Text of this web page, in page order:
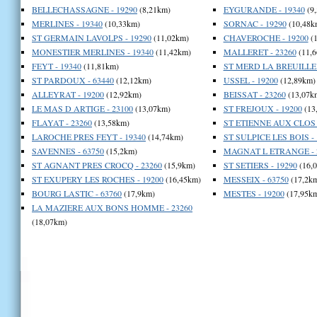
BELLECHASSAGNE - 19290(8,21km)
MERLINES - 19340(10,33km)
ST GERMAIN LAVOLPS - 19290(11,02km)
MONESTIER MERLINES - 19340(11,42km)
FEYT - 19340(11,81km)
ST PARDOUX - 63440(12,12km)
ALLEYRAT - 19200(12,92km)
LE MAS D ARTIGE - 23100(13,07km)
FLAYAT - 23260(13,58km)
LAROCHE PRES FEYT - 19340(14,74km)
SAVENNES - 63750(15,2km)
ST AGNANT PRES CROCQ - 23260(15,9km)
ST EXUPERY LES ROCHES - 19200(16,45km)
BOURG LASTIC - 63760(17,9km)
LA MAZIERE AUX BONS HOMME - 23260
(18,07km)
EYGURANDE - 19340
SORNAC - 19290
CHAVEROCHE - 19200
MALLERET - 23260
ST MERD LA BREUILLE
USSEL - 19200(12,89km)
BEISSAT - 23260
ST FREJOUX - 19200
ST ETIENNE AUX CLOS
ST SULPICE LES BOIS -
MAGNAT L ETRANGE -
ST SETIERS - 19290
MESSEIX - 63750
MESTES - 19200